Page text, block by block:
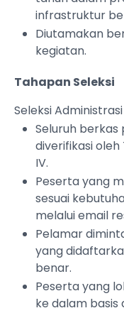
infrastruktur
Diutamakan
kegiatan.
Tahapan Seleksi
Seleksi Administrasi
Seluruh
diverifikasi oleh
IV.
Peserta yang
sesuai
melalui email
Pelamar
yang
benar.
Peserta yang
ke dalam